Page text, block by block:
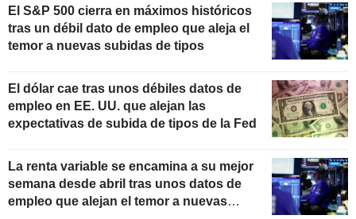
El S&P 500 cierra en máximos históricos
tras un débil dato de empleo que aleja el
temor a nuevas subidas de tipos
El dólar cae tras unos débiles datos de
empleo en EE. UU. que alejan las
expectativas de subida de tipos de la Fed
La renta variable se encamina a su mejor
semana desde abril tras unos datos de
empleo que alejan el temor a nuevas